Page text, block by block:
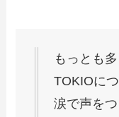
もっとも
TOKIOに
涙で声を